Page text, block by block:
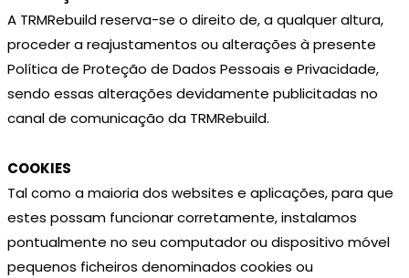
A TRMRebuild reserva-se o direito de, a qualquer altura,
proceder a reajustamentos ou alterações à presente
Política de Proteção de Dados Pessoais e Privacidade,
sendo essas alterações devidamente publicitadas no
canal de comunicação da TRMRebuild.
COOKIES
Tal como a maioria dos websites e aplicações, para que
estes possam funcionar corretamente, instalamos
pontualmente no seu computador ou dispositivo móvel
pequenos ficheiros denominados cookies ou